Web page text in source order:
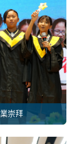
崇拜